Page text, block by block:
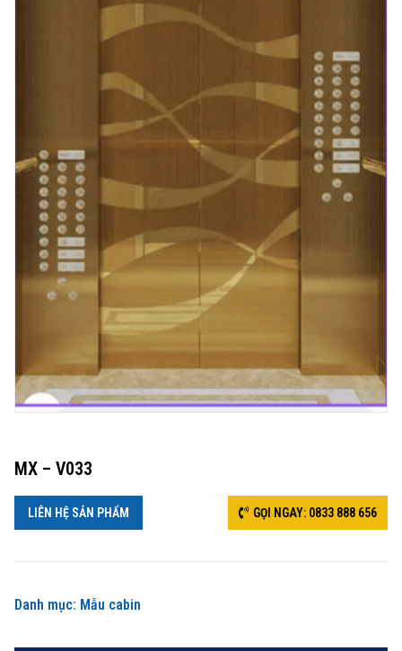
MX – V033
LIÊN HỆ SẢN PHẨM GỌI NGAY: 0833 888 656
Danh mục: Mẫu cabin